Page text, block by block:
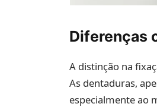
Diferenças
A distinção na
As dentaduras,
especialmente ao